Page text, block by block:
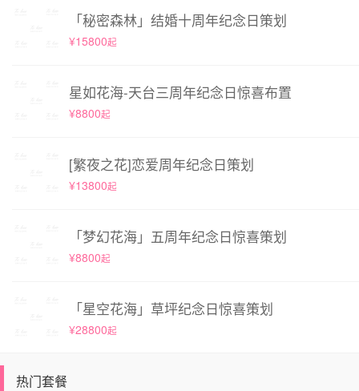
「秘密森林」结婚十周年纪念日策划
¥15800起
星如花海-天台三周年纪念日惊喜布置
¥8800起
[繁夜之花]恋爱周年纪念日策划
¥13800起
「梦幻花海」五周年纪念日惊喜策划
¥8800起
「星空花海」草坪纪念日惊喜策划
¥28800起
热门套餐